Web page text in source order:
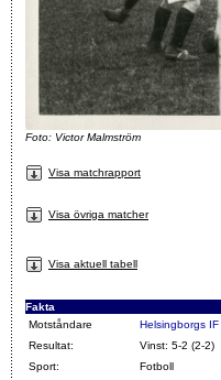
Foto: Victor Malmström
Visa matchrapport
Visa övriga matcher
Visa aktuell tabell
Fakta
Motståndare
Helsingborgs IF
Resultat:
Vinst: 5-2 (2-2)
Sport:
Fotboll